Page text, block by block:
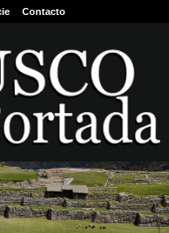
Contacto